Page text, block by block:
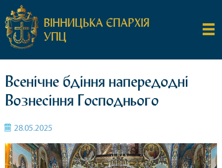
ВІННИЦЬКА ЄПАРХІЯ
УПЦ
Всенічне бдіння напередодні
Вознесіння Господнього
28.05.2025